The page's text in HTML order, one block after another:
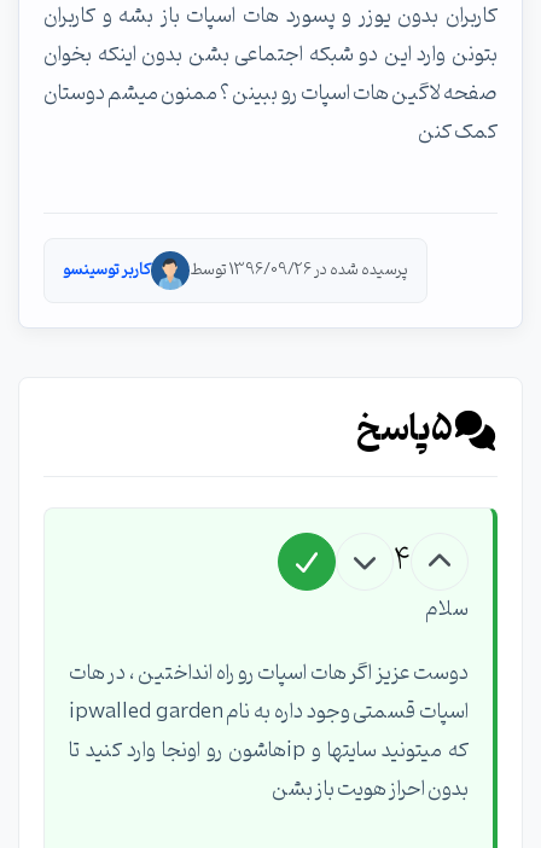
کاربران بدون یوزر و پسورد هات اسپات باز بشه و کاربران
بتونن وارد این دو شبکه اجتماعی بشن بدون اینکه بخوان
صفحه لاگین هات اسپات رو ببینن ؟ ممنون میشم دوستان
کمک کنن
پرسیده شده در 1396/09/26 توسط کاربر توسینسو
5پاسخ
4
سلام
دوست عزیز اگر هات اسپات رو راه انداختین ، در هات
اسپات قسمتی وجود داره به نام ipwalled garden
که میتونید سایتها و ipهاشون رو اونجا وارد کنید تا
بدون احراز هویت باز بشن